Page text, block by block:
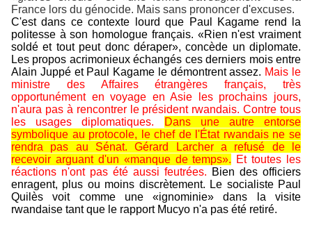
France lors du génocide. Mais sans prononcer d'excuses.
C'est dans ce contexte lourd que Paul Kagame rend la
politesse à son homologue français. «Rien n'est vraiment
soldé et tout peut donc déraper», concède un diplomate.
Les propos acrimonieux échangés ces derniers mois entre
Alain Juppé et Paul Kagame le démontrent assez. Mais le
ministre des Affaires étrangères français, très
opportunément en voyage en Asie les prochains jours,
n'aura pas à rencontrer le président rwandais. Contre tous
les usages diplomatiques.
Dans une autre entorse
symbolique au protocole, le chef de l'État rwandais ne se
rendra pas au Sénat. Gérard Larcher a refusé de le
recevoir arguant d'un «manque de temps». Et toutes les
réactions n'ont pas été aussi feutrées. Bien des officiers
enragent, plus ou moins discrètement. Le socialiste Paul
Quilès voit comme une «ignominie» dans la visite
rwandaise tant que le rapport Mucyo n'a pas été retiré.